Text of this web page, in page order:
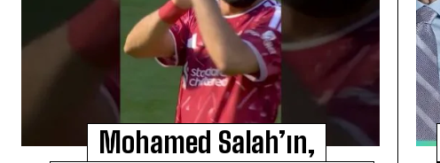
Mohamed Salah’ın,